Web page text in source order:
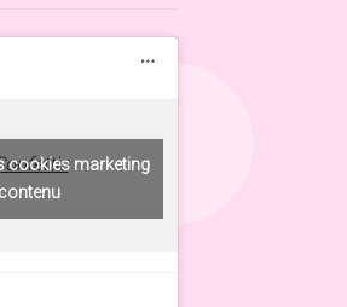
cookies marketing